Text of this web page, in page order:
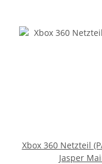
Xbox 360 Netzteil
Jasper